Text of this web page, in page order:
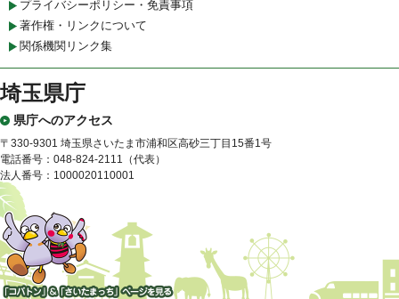
プライバシーポリシー・免責事項
著作権・リンクについて
関係機関リンク集
埼玉県庁
県庁へのアクセス
〒330-9301 埼玉県さいたま市浦和区高砂三丁目15番1号
電話番号：048-824-2111（代表）
法人番号：1000020110001
「コバトン」&「さいたまっ